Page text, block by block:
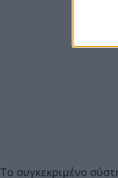
Το συγκεκριμένο